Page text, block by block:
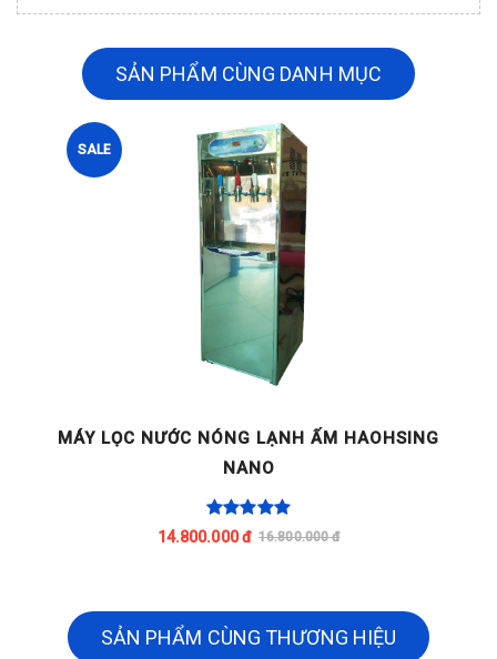
SẢN PHẨM CÙNG DANH MỤC
SALE
MÁY LỌC NƯỚC NÓNG LẠNH ẤM HAOHSING
NANO
14.800.000 đ 16.800.000 đ
SẢN PHẨM CÙNG THƯƠNG HIỆU